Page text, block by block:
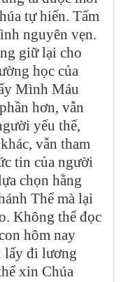
tự hiến. Tấm
nguyên vẹn.
giữ lại cho
học của
Mình Máu
hơn, vẫn
yếu thế,
vẫn tham
tin của người
chọn hằng
Thể mà lại
Không thể đọc
hôm nay
lấy đi lương
xin Chúa